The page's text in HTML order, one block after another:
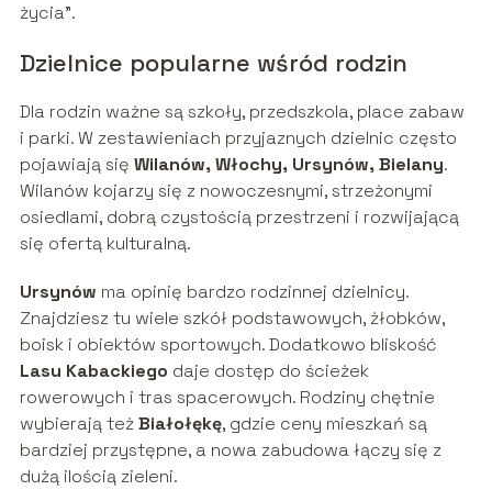
życia”.
Dzielnice popularne wśród rodzin
Dla rodzin ważne są szkoły, przedszkola, place zabaw
i parki. W zestawieniach przyjaznych dzielnic często
pojawiają się Wilanów, Włochy, Ursynów, Bielany.
Wilanów kojarzy się z nowoczesnymi, strzeżonymi
osiedlami, dobrą czystością przestrzeni i rozwijającą
się ofertą kulturalną.
Ursynów ma opinię bardzo rodzinnej dzielnicy.
Znajdziesz tu wiele szkół podstawowych, żłobków,
boisk i obiektów sportowych. Dodatkowo bliskość
Lasu Kabackiego daje dostęp do ścieżek
rowerowych i tras spacerowych. Rodziny chętnie
wybierają teżBiałołękę, gdzie ceny mieszkań są
bardziej przystępne, a nowa zabudowa łączy się z
dużą ilością zieleni.